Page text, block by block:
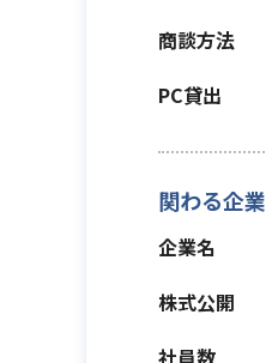
商談方法
PC貸出
関わる企
企業名
株式公開
社員数